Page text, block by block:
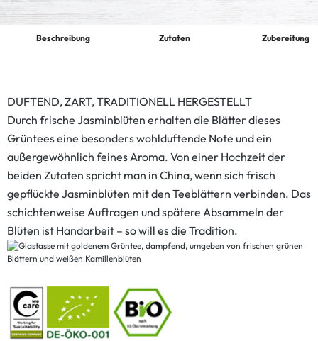
Beschreibung Zutaten Zubereitung
DUFTEND, ZART, TRADITIONELL HERGESTELLT
Durch frische Jasminblüten erhalten die Blätter dieses
Grüntees eine besonders wohlduftende Note und ein
außergewöhnlich feines Aroma. Von einer Hochzeit der
beiden Zutaten spricht man in China, wenn sich frisch
gepflückte Jasminblüten mit den Teeblättern verbinden. Das
schichtenweise Auftragen und spätere Absammeln der
Blüten ist Handarbeit – so will es die Tradition.